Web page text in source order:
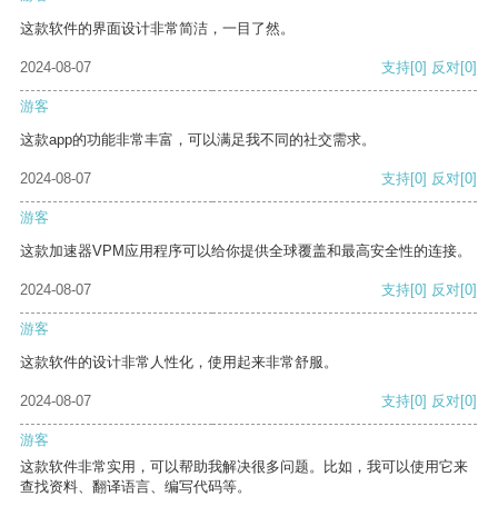
这款软件的界面设计非常简洁，一目了然。
2024-08-07 支持[0] 反对[0]
游客
这款app的功能非常丰富，可以满足我不同的社交需求。
2024-08-07 支持[0] 反对[0]
游客
这款加速器VPM应用程序可以给你提供全球覆盖和最高安全性的连接。
2024-08-07 支持[0] 反对[0]
游客
这款软件的设计非常人性化，使用起来非常舒服。
2024-08-07 支持[0] 反对[0]
游客
这款软件非常实用，可以帮助我解决很多问题。比如，我可以使用它来
查找资料、翻译语言、编写代码等。